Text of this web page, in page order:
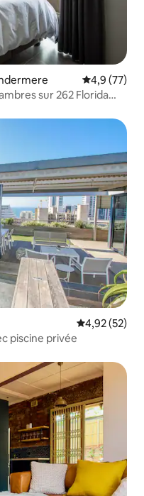
Évaluation
4,9 (77)
sur 262 Florida
Évaluation
4,92 (52)
piscine privée